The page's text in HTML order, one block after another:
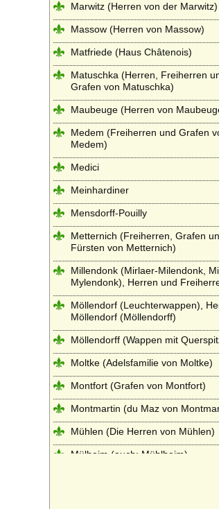
Marwitz (Herren von der Marwitz)
Massow (Herren von Massow)
Matfriede (Haus Châtenois)
Matuschka (Herren, Freiherren
Grafen von Matuschka)
Maubeuge (Herren von
Medem (Freiherren und Grafen
Medem)
Medici
Meinhardiner
Mensdorff-Pouilly
Metternich (Freiherren, Grafen
Fürsten von Metternich)
Millendonk (Mirlaer-Milendonk,
Mylendonk), Herren und
Möllendorf (Leuchterwappen),
Möllendorf (Möllendorff)
Möllendorff (Wappen mit
Moltke (Adelsfamilie von Moltke)
Montfort (Grafen von Montfort)
Montmartin (du Maz von
Mühlen (Die Herren von Mühlen)
Mülheim (auch: Mühlheim)